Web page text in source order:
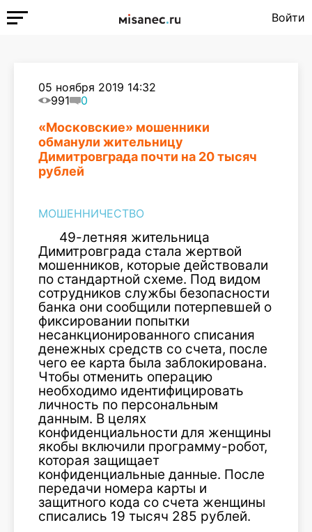
Войти
05 ноября 2019 14:32
991
0
«Московские» мошенники
обманули жительницу
Димитровграда почти на 20 тысяч
рублей
МОШЕННИЧЕСТВО
49-летняя жительница
Димитровграда стала жертвой
мошенников, которые действовали
по стандартной схеме. Под видом
сотрудников службы безопасности
банка они сообщили потерпевшей о
фиксировании попытки
несанкционированного списания
денежных средств со счета, после
чего ее карта была заблокирована.
Чтобы отменить операцию
необходимо идентифицировать
личность по персональным
данным. В целях
конфиденциальности для женщины
якобы включили программу-робот,
которая защищает
конфиденциальные данные. После
передачи номера карты и
защитного кода со счета женщины
списались 19 тысяч 285 рублей.